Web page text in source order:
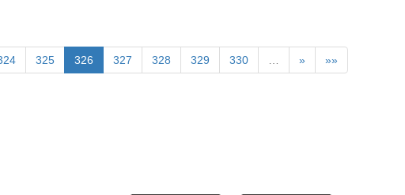
325 326 327 328 329 330 … » »»